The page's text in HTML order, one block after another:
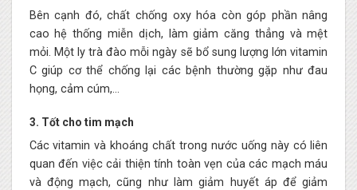
Bên cạnh đó, chất chống oxy hóa còn góp phần nâng
cao hệ thống miễn dịch, làm giảm căng thẳng và mệt
mỏi. Một ly trà đào mỗi ngày sẽ bổ sung lượng lớn vitamin
C giúp cơ thể chống lại các bệnh thường gặp như đau
họng, cảm cúm,…
3. Tốt cho tim mạch
Các vitamin và khoáng chất trong nước uống này có liên
quan đến việc cải thiện tính toàn vẹn của các mạch máu
và động mạch, cũng như làm giảm huyết áp để giảm